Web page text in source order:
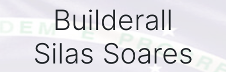
Builderall
Silas Soares